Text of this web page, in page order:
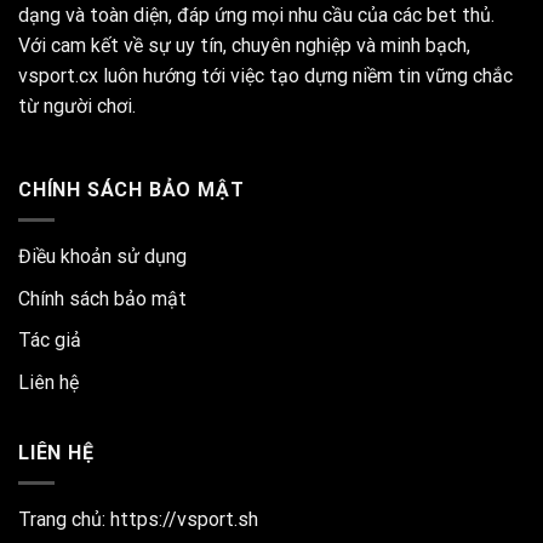
dạng và toàn diện, đáp ứng mọi nhu cầu của các bet thủ.
Với cam kết về sự uy tín, chuyên nghiệp và minh bạch,
vsport.cx luôn hướng tới việc tạo dựng niềm tin vững chắc
từ người chơi.
CHÍNH SÁCH BẢO MẬT
Điều khoản sử dụng
Chính sách bảo mật
Tác giả
Liên hệ
LIÊN HỆ
Trang chủ: https://vsport.sh